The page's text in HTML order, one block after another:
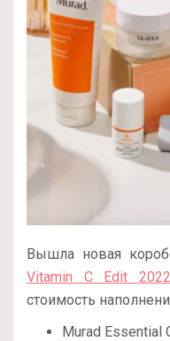
Вышла новая
Vitamin C Edit 2022
стоимость
Murad Essential